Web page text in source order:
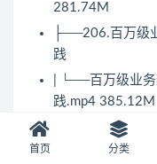
281.74M
├──206.百万级
践
| └──百万级业
践.mp4 385.12M
├──207.百亿电
首页 分类